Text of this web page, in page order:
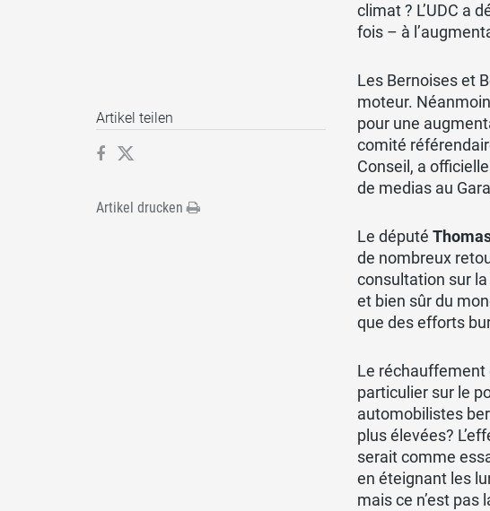
climat ? L’UDC a
fois – à
Les Bernoises et
moteur.
pour une
comité
Conseil, a
de medias au
Le député
de nombreux
consultation sur
et bien sûr du
que des efforts
Le réchauffement
particulier sur le
automobilistes
plus élevées?
serait comme
en éteignant les
mais ce n’est pas
Artikel teilen
Artikel drucken